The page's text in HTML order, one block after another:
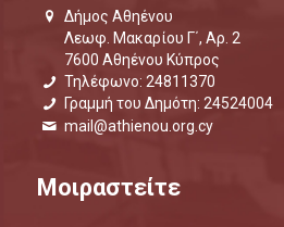
Δήμος Αθηένου
Λεωφ. Μακαρίου Γ΄, Αρ. 2
7600 Αθηένου Κύπρος
Τηλέφωνο: 24811370
Γραμμή του Δημότη: 24524004
mail@athienou.org.cy
Μοιραστείτε